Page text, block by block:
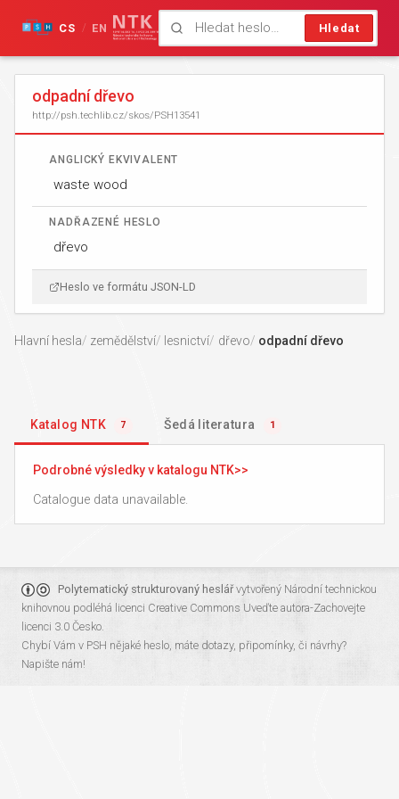
Hledat
CS / EN
odpadní dřevo
http://psh.techlib.cz/skos/PSH13541
ANGLICKÝ EKVIVALENT
waste wood
NADŘAZENÉ HESLO
dřevo
Heslo ve formátu JSON-LD
Hlavní hesla zemědělství lesnictví dřevo odpadní dřevo
Katalog NTK 7 Šedá literatura 1
Podrobné výsledky v katalogu NTK
Catalogue data unavailable.
Polytematický strukturovaný heslářvytvořený Národní technickou
knihovnou podléhá licenci Creative Commons Uveďte autora-Zachovejte
licenci 3.0 Česko
Chybí Vám v PSH nějaké heslo, máte dotazy, připomínky, či návrhy?
Napište nám!